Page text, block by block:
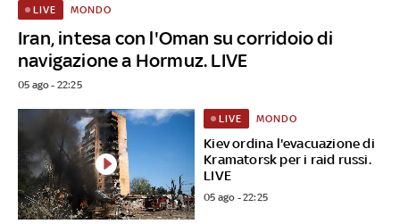
Iran, intesa con l'Oman su corridoio di
navigazione a Hormuz. LIVE
LIVE MONDO
05 ago - 22:25
Kiev ordina l'evacuazione di
Kramatorsk per i raid russi.
LIVE
LIVE MONDO
05 ago - 22:25